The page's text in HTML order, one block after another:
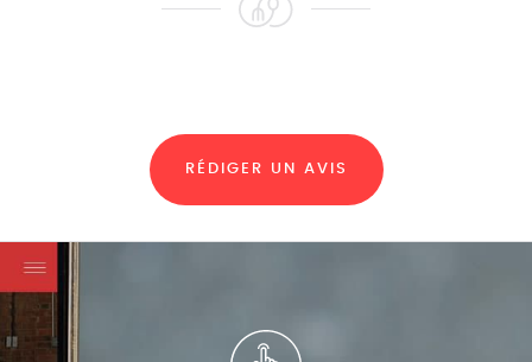
RÉDIGER UN AVIS